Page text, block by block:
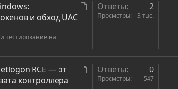
я
и обход UAC
тестирование на
Ответы 2
Просмотры 3 тыс.
RCE — от
контроллера
Ответы 0
Просмотры 547